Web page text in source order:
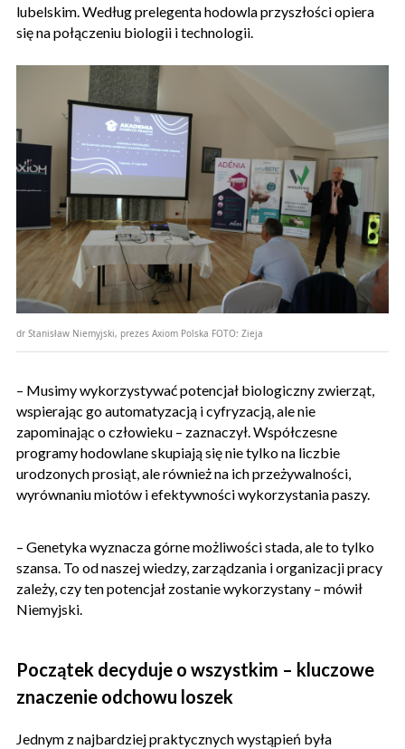
lubelskim. Według prelegenta hodowla przyszłości opiera
się na połączeniu biologii i technologii.
dr Stanisław Niemyjski, prezes Axiom Polska FOTO: Zieja
– Musimy wykorzystywać potencjał biologiczny zwierząt,
wspierając go automatyzacją i cyfryzacją, ale nie
zapominając o człowieku – zaznaczył. Współczesne
programy hodowlane skupiają się nie tylko na liczbie
urodzonych prosiąt, ale również na ich przeżywalności,
wyrównaniu miotów i efektywności wykorzystania paszy.
– Genetyka wyznacza górne możliwości stada, ale to tylko
szansa. To od naszej wiedzy, zarządzania i organizacji pracy
zależy, czy ten potencjał zostanie wykorzystany – mówił
Niemyjski.
Początek decyduje o wszystkim – kluczowe
znaczenie odchowu loszek
Jednym z najbardziej praktycznych wystąpień była